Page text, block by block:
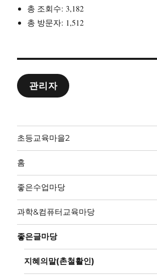
총 조회수: 3,182
총 방문자: 1,512
관리자
초등교육마을2
홈
좋은수업마당
과학&컴퓨터교육마당
좋은글마당
지혜의말(촌철활인)